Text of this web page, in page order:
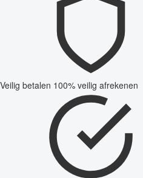
Veilig betalen 100% veilig afrekenen